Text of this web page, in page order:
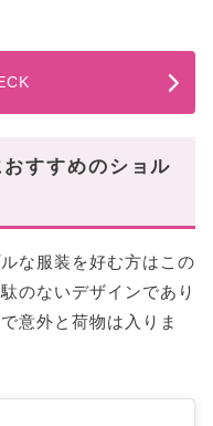
すすめのショル
な服装を好む方はこの
のないデザインであり
意外と荷物は入りま